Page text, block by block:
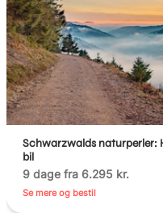
Schwarzwalds naturperler:
bil
9 dage fra 6.295 kr.
Se mere og bestil